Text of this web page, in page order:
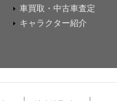
車買取・中古車査定
キャラクター紹介